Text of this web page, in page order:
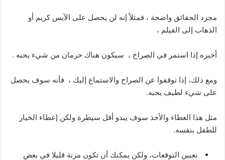
مجرد الحقائق واضحة ، فمثلاً إنه لن يحصل على الآيس كريم أو
الذهاب إلى الفيلم ،
أخبره إذا استمر في الصراخ ، سيكون هناك حرمان من شيء يحبه .
ومع ذلك، إذا توقفوا عن الصراخ والاستماع إليك ، فأنه سوف يحصل
على شيء لطيف يحبه.
مثل هذا العطاء والأخذ سوف يبدو أقل سيطرة ولكن إعطاء الخيار
للطفل بنفسه.
تعيين التوقعات، ولكن يمكنك أن تكون مرنة قليلا في بعض